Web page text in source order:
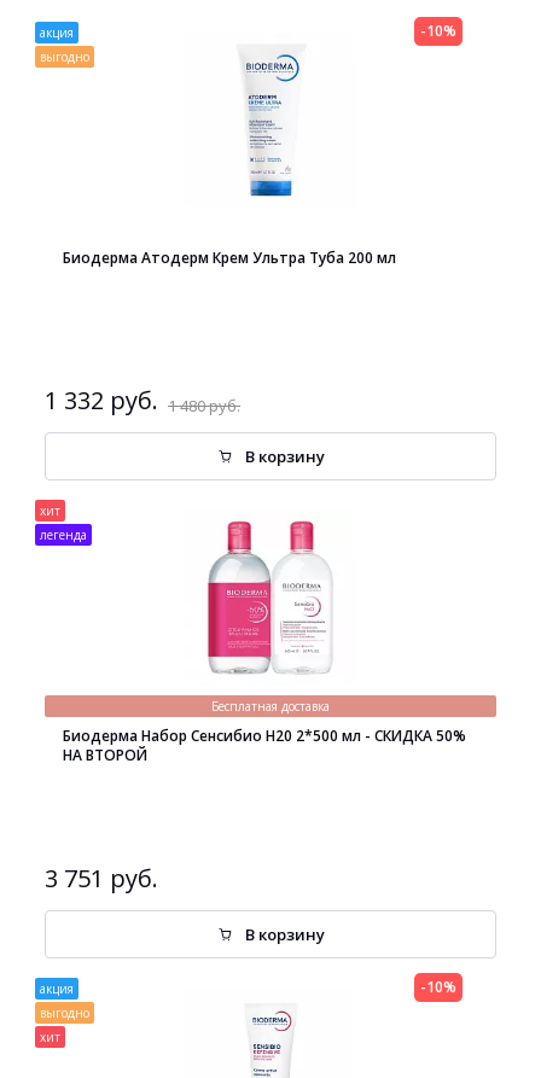
акция
выгодно
Биодерма Атодерм Крем Ультра Туба 200 мл
1 332 руб. 1 480 руб.
-10%
В корзину
хит
легенда
Бесплатная доставка
Биодерма Набор Сенсибио H20 2*500 мл - СКИДКА 50%
НА ВТОРОЙ
3 751 руб.
В корзину
акция
выгодно
хит
-10%